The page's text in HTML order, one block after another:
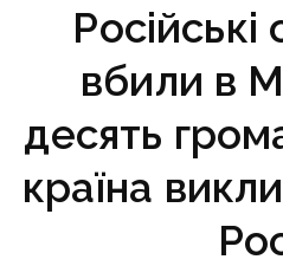
вбили в
десять
країна